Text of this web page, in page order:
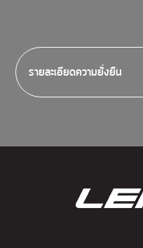
รายละเอียดความยั่งยืน